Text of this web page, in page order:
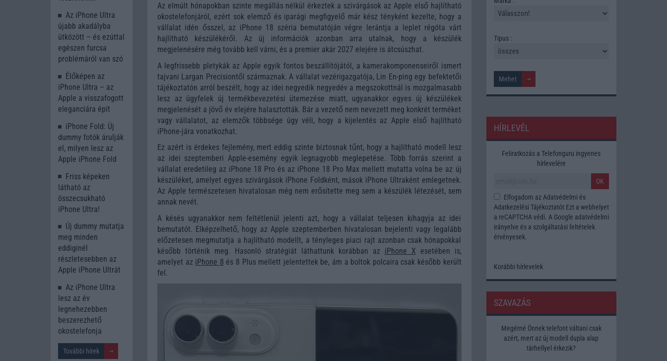
Az elmúlt hónapokban szinte megállás nélkül érkeztek a szivárgások az Apple első hajlítható
okostelefonjáról, ezért sok elemző és iparági megfigyelő már kész tényként kezelte, hogy a
vállalat idén ősszel, az iPhone 18 széria bemutatóján végre lerántja a leplet régóta várt
hajlítható készülékéről. Az új információk azonban arra utalnak, hogy a készülék
megjelenésére még tovább kell várni, és a premier akár 2027 elejére is átcsúszhat.
A legfrissebb pletykák az Apple egyik fontos beszállítójától, a kamerakomponenseiről ismert
tajvani Largan Precisiontől származnak. A vállalat vezérigazgatója, Lin En-ping egy befektetői
tájékoztatón arról beszélt, hogy az idei negyedik negyedév a megszokottnál is mozgalmasabb
lesz az ügyfelek új termékbevezetési ütemezése miatt, ugyanakkor egyes új készülékek
megjelenését a jövő év elejére halasztották. Bár a vezető nem nevezett meg konkrét terméket
vagy vállalatot, az elemzők többsége úgy véli, hogy a kijelentés az Apple első hajlítható
iPhone-jára vonatkozhat.
Ez azért is érdekes fejlemény, mert eddig szinte biztosnak tűnt, hogy a hajlítható modell lesz
az idei szeptemberi Apple-esemény egyik legnagyobb meglepetése. Több forrás szerint a
vállalat eredetileg az iPhone 18 Pro és az iPhone 18 Pro Max mellett mutatta volna be az új
készüléket, amelyet egyes szivárgások iPhone Foldként, mások iPhone Ultraként emlegetnek.
Az Apple természetesen hivatalosan még nem erősítette meg sem a készülék létezését, sem
annak nevét.
A késés ugyanakkor nem feltétlenül jelenti azt, hogy a vállalat teljesen kihagyja az idei
bemutatót. Elképzelhető, hogy az Apple szeptemberben hivatalosan bejelenti vagy legalább
előzetesen megmutatja a hajlítható modellt, a tényleges piaci rajt azonban csak hónapokkal
később történik meg. Hasonló stratégiát láthattunk korábban az iPhone X esetében is,
amelyet az iPhone 8 és 8 Plus mellett jelentettek be, ám a boltok polcaira csak később került
fel.
Az iPhone Ultra
újabb akadályba
ütközött – és ezúttal
egészen furcsa
problémáról van szó
Élőképen az
iPhone Ultra – az
Apple a visszafogott
eleganciára épít
iPhone Fold: Új
dummy fotók árulják
el, milyen lesz az
Apple iPhone Fold
Friss képeken
látható az
összecsukható
iPhone Ultra!
Új dummy mutatja
meg minden
eddiginél
részletesebben az
Apple iPhone Ultrát
Az iPhone Ultra
lesz az év
legnehezebben
beszerezhető
okostelefonja
További hírek
Tipus :
HÍRLEVÉL
Feliratkozás a Telefonguru ingyenes
hírlevelére
OK
Elfogadom az Adatvédelmi és
Adatkezelési TájékoztatótEzt a webhelyet
a reCAPTCHA védi. A Google adatvédelmi
irányelve és a szolgáltatási feltételek
érvényesek.
Korábbi hírlevelek
SZAVAZÁS
Megérné Önnek telefont váltani csak
azért, mert az új modell dupla alap
tárhellyel érkezik?